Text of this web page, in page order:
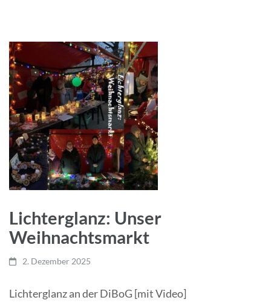
Lichterglanz: Unser
Weihnachtsmarkt
2. Dezember 2025
Lichterglanz an der DiBoG [mit Video]